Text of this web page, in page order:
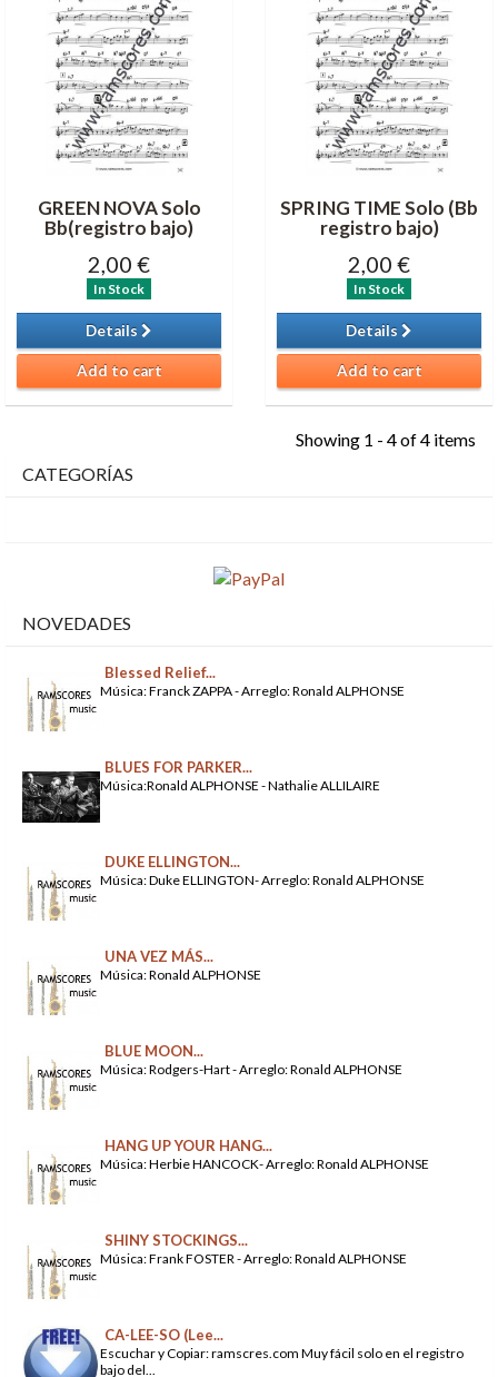
GREEN NOVA Solo
Bb(registro bajo)
2,00 €
In Stock
Details
Add to cart
SPRING TIME Solo (Bb
registro bajo)
2,00 €
In Stock
Details
Add to cart
Showing 1 - 4 of 4 items
CATEGORÍAS
NOVEDADES
Blessed Relief...
Música: Franck ZAPPA - Arreglo: Ronald ALPHONSE
BLUES FOR PARKER...
Música:Ronald ALPHONSE - Nathalie ALLILAIRE
DUKE ELLINGTON...
Música: Duke ELLINGTON- Arreglo: Ronald ALPHONSE
UNA VEZ MÁS...
Música: Ronald ALPHONSE
BLUE MOON...
Música: Rodgers-Hart - Arreglo: Ronald ALPHONSE
HANG UP YOUR HANG...
Música: Herbie HANCOCK- Arreglo: Ronald ALPHONSE
SHINY STOCKINGS...
Música: Frank FOSTER - Arreglo: Ronald ALPHONSE
CA-LEE-SO (Lee...
Escuchar y Copiar: ramscres.com Muy fácil solo en el registro
bajo del...